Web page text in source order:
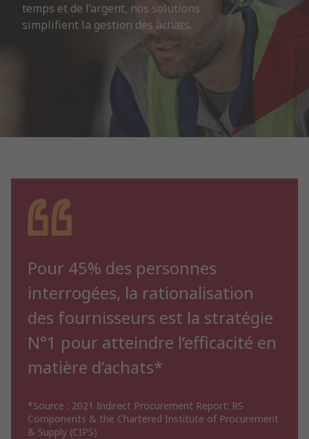
temps et de l’argent, nos solutions
simplifient la gestion des achats.
Pour 45% des personnes
interrogées, la rationalisation
des fournisseurs est la stratégie
N°1 pour atteindre l’efficacité en
matière d’achats*
*Source : 2021 Indirect Procurement Report: RS
Components & the Chartered Institute of Procurement
& Supply (CIPS)